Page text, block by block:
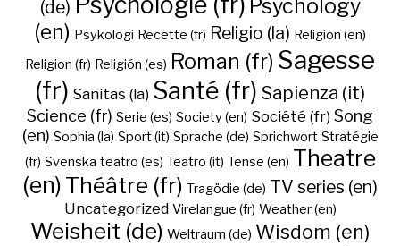
(de)
Psychology
(en) Psykologi Recette (fr) Religio (la) Religion (en)
Religion (fr) Religión (es) Roman (fr) Sagesse
(fr) Sanitas (la) Santé (fr) Sapienza (it)
Science (fr) Serie (es) Society (en) Société (fr) Song
(en) Sophia (la) Sport (it) Sprache (de) Sprichwort Stratégie
(fr) Svenska teatro (es) Teatro (it) Tense (en) Theatre
(en) Théâtre (fr) Tragödie (de) TV series (en)
Uncategorized Virelangue (fr) Weather (en)
Weisheit (de) Weltraum (de) Wisdom (en)